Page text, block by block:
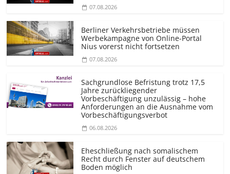
07.08.2026
Berliner Verkehrsbetriebe müssen
Werbekampagne von Online-Portal
Nius vorerst nicht fortsetzen
07.08.2026
Sachgrundlose Befristung trotz 17,5
Jahre zurückliegender
Vorbeschäftigung unzulässig – hohe
Anforderungen an die Ausnahme vom
Vorbeschäf­tigungsverbot
06.08.2026
Eheschließung nach somalischem
Recht durch Fenster auf deutschem
Boden möglich